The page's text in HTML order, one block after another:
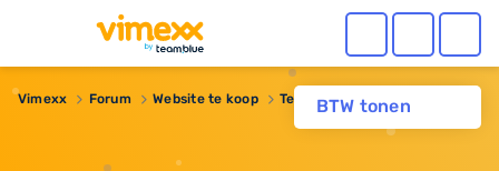
BTW tonen
Vimexx Forum Website te koop Te koop: eindresultaat.nl